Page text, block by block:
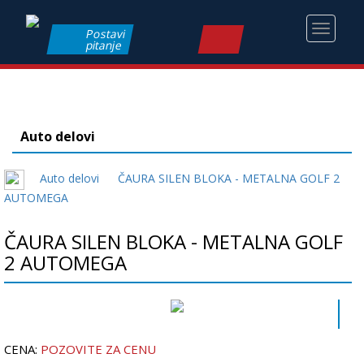
Toggle
Postavi
pitanje
Auto delovi
Auto delovi
ČAURA SILEN BLOKA - METALNA GOLF 2
AUTOMEGA
ČAURA SILEN BLOKA - METALNA GOLF
2 AUTOMEGA
CENA: POZOVITE ZA CENU